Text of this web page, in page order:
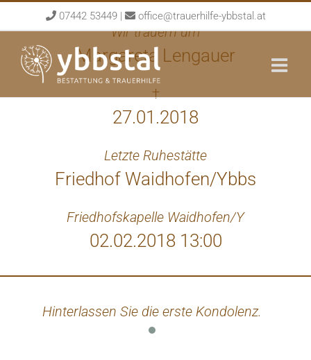
to
content
07442 53449| office@trauerhilfe-ybbstal.at
Wir trauern um
Margareta Lengauer
†
27.01.2018
Letzte Ruhestätte
Friedhof Waidhofen/Ybbs
Friedhofskapelle Waidhofen/Y
02.02.2018 13:00
Hinterlassen Sie die erste Kondolenz.